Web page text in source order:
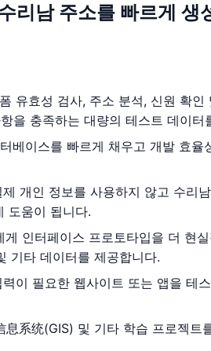
리남 주소를 빠르게 생
유효성 검사, 주소 분석, 신원 확
을 충족하는 대량의 테스트 데이터
베이스를 빠르게 채우고 개발 효
개인 정보를 사용하지 않고 수리
도움이 됩니다.
인터페이스 프로토타입을 더 현
기타 데이터를 제공합니다.
이 필요한 웹사이트 또는 앱을 테
系统(GIS) 및 기타 학습 프로젝트